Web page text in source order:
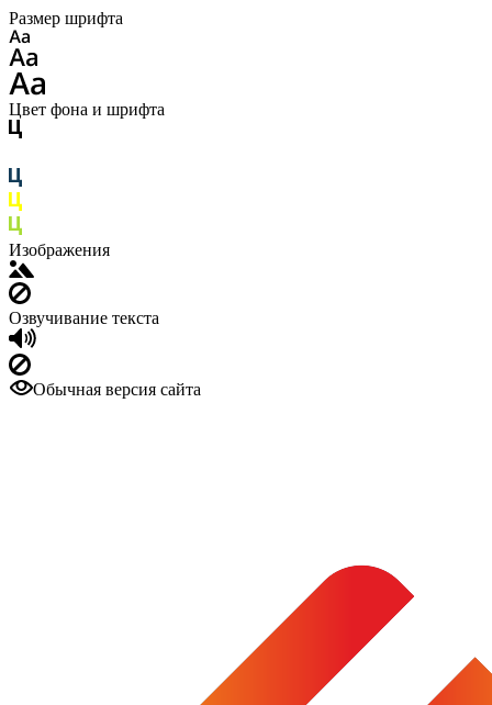
Размер шрифта
Цвет фона и шрифта
Изображения
Озвучивание текста
Обычная версия сайта